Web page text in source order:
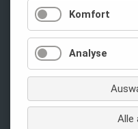
Privatsphäre-
Komfort
Analyse
Alle